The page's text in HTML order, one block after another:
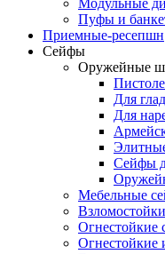
Модульные
Пуфы и
Приемные-ресепшн
Сейфы
Оружейные
Для
Для
Сейфы
Мебельные
Огнестойкие
Огнестойкие